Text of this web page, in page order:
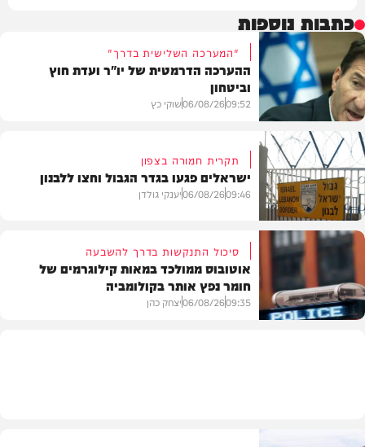
כתבות נוספות
חדשות
"המערכה השלישית בדרך"
ההערכה הדרמטית של יו"ר ועדת חוץ
וביטחון
09:52
06/08/26שוקי כץ
חדשות
תקרית חמורה בצפון
ישראלים פגעו בגדר הגבול וחצו ללבנון
09:46
06/08/26יענקי גולדן
סיכול התנקשות בדרך להשבעה
אוטובוס ממולכד במאות קילוגרמים של
חומר נפץ אותר בקולומביה
09:35
06/08/26יצחק כהן